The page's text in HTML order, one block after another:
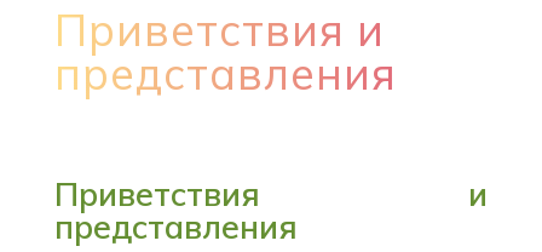
Приветствия и
представления
Приветствия и
представления